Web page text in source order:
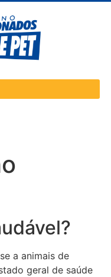
a animais de
geral de saúde